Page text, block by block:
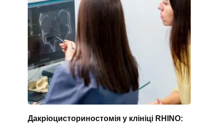
Дакріоцисториностомія у клініці RHINO: